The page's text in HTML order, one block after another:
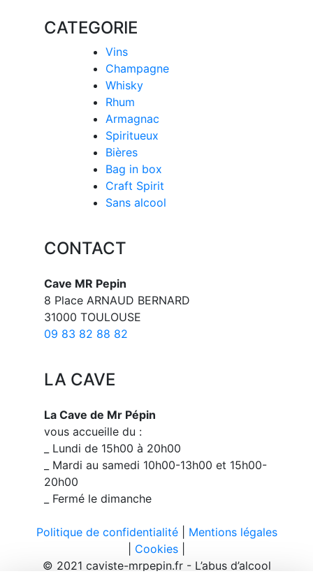
CATEGORIE
Vins
Champagne
Whisky
Rhum
Armagnac
Spiritueux
Bières
Bag in box
Craft Spirit
Sans alcool
CONTACT
Cave MR Pepin
8 Place ARNAUD BERNARD
31000 TOULOUSE
09 83 82 88 82
LA CAVE
La Cave de Mr Pépin
vous accueille du :
_ Lundi de 15h00 à 20h00
_ Mardi au samedi 10h00-13h00 et 15h00-
20h00
_ Fermé le dimanche
Politique de confidentialité| Mentions légales
Cookies
© 2021 caviste-mrpepin.fr - L’abus d’alcool